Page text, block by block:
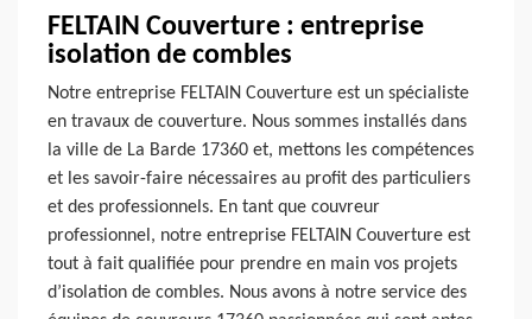
FELTAIN Couverture : entreprise
isolation de combles
Notre entreprise FELTAIN Couverture est un spécialiste
en travaux de couverture. Nous sommes installés dans
la ville de La Barde 17360 et, mettons les compétences
et les savoir-faire nécessaires au profit des particuliers
et des professionnels. En tant que couvreur
professionnel, notre entreprise FELTAIN Couverture est
tout à fait qualifiée pour prendre en main vos projets
d’isolation de combles. Nous avons à notre service des